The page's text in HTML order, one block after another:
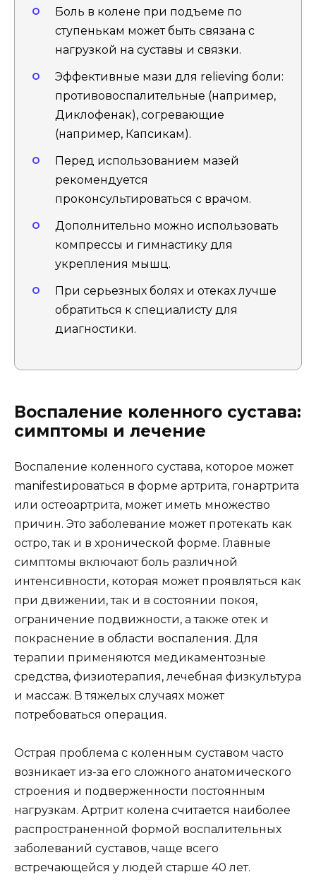
Боль в колене при подъеме по
ступенькам может быть связана с
нагрузкой на суставы и связки.
Эффективные мази для relieving боли:
противовоспалительные (например,
Диклофенак), согревающие
(например, Капсикам).
Перед использованием мазей
рекомендуется
проконсультироваться с врачом.
Дополнительно можно использовать
компрессы и гимнастику для
укрепления мышц.
При серьезных болях и отеках лучше
обратиться к специалисту для
диагностики.
Воспаление коленного сустава:
симптомы и лечение
Воспаление коленного сустава, которое может
manifestироваться в форме артрита, гонартрита
или остеоартрита, может иметь множество
причин. Это заболевание может протекать как
остро, так и в хронической форме. Главные
симптомы включают боль различной
интенсивности, которая может проявляться как
при движении, так и в состоянии покоя,
ограничение подвижности, а также отек и
покраснение в области воспаления. Для
терапии применяются медикаментозные
средства, физиотерапия, лечебная физкультура
и массаж. В тяжелых случаях может
потребоваться операция.
Острая проблема с коленным суставом часто
возникает из-за его сложного анатомического
строения и подверженности постоянным
нагрузкам. Артрит колена считается наиболее
распространенной формой воспалительных
заболеваний суставов, чаще всего
встречающейся у людей старше 40 лет.